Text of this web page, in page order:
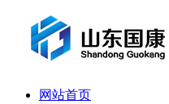
网站首页